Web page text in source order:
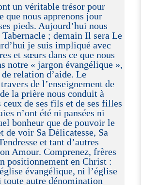
un véritable trésor pour
que nous apprenons jour
pieds. Aujourd’hui nous
Tabernacle ; demain Il sera Le
je suis impliqué avec
et sœurs dans ce que nous
notre « jargon évangélique »,
relation d’aide. Le
de l’enseignement de
la prière nous conduit à
ceux de ses fils et de ses filles
n’ont été ni pansées ni
bonheur que de pouvoir le
de voir Sa Délicatesse, Sa
et tant d’autres
Amour. Comprenez, frères
positionnement en Christ :
évangélique, ni l’église
autre dénomination